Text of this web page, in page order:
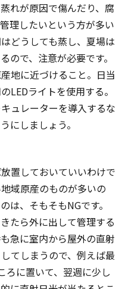
れが原因で傷んだり、腐
理したいという方が多い
どうしても蒸し、夏場は
ので、注意が必要です。
地に近づけること。日当
LEDライトを使用する。
ュレーターを導入するな
にしましょう。
置しておいていいわけで
域原産のものが多いの
は、そもそもNGです。
たら外に出して管理する
急に室内から屋外の直射
てしまうので、例えば最
ろに置いて、翌週に少し